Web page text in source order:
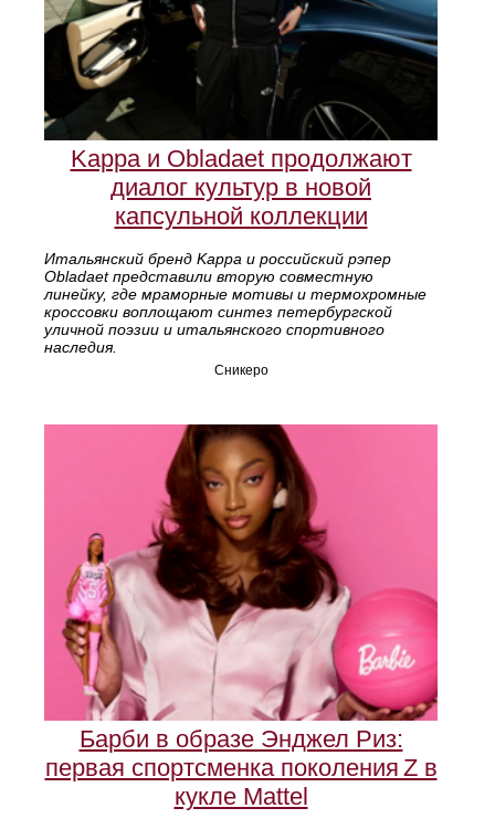
Kappa и Obladaet продолжают
диалог культур в новой
капсульной коллекции
Итальянский бренд Kappa и российский рэпер
Obladaet представили вторую совместную
линейку, где мраморные мотивы и термохромные
кроссовки воплощают синтез петербургской
уличной поэзии и итальянского спортивного
наследия.
Сникеро
Барби в образе Энджел Риз:
первая спортсменка поколения Z в
кукле Mattel